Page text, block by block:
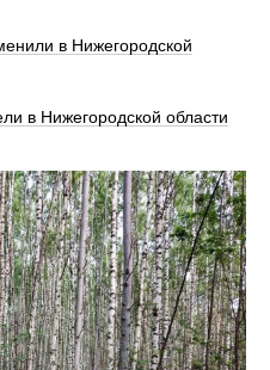
в Нижегородской
в Нижегородской области